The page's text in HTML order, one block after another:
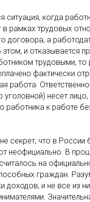
ситуация, когда
в рамках трудовых
договора, а
и отказывается
трудовыми, то
фактически
работа.
уголовной) несет
работника к работе
секрет, что в
неофициально. В
на
граждан.
доходов, и не все из